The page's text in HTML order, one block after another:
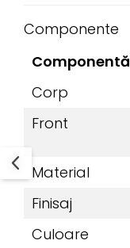
Componente
Componentă
Corp
Front
Material
Finisaj
Culoare